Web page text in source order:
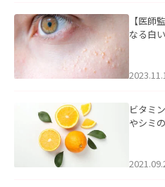
【医師
なる白
ビタミ
やシミ